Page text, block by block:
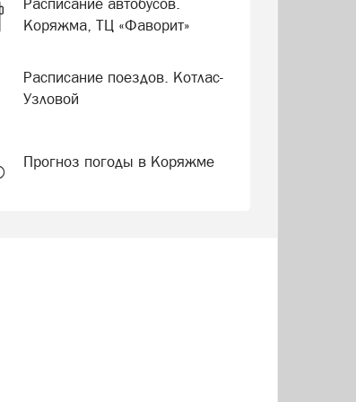
Коряжма, ТЦ «Фаворит»
Расписание поездов. Котлас-
Узловой
Прогноз погоды в Коряжме